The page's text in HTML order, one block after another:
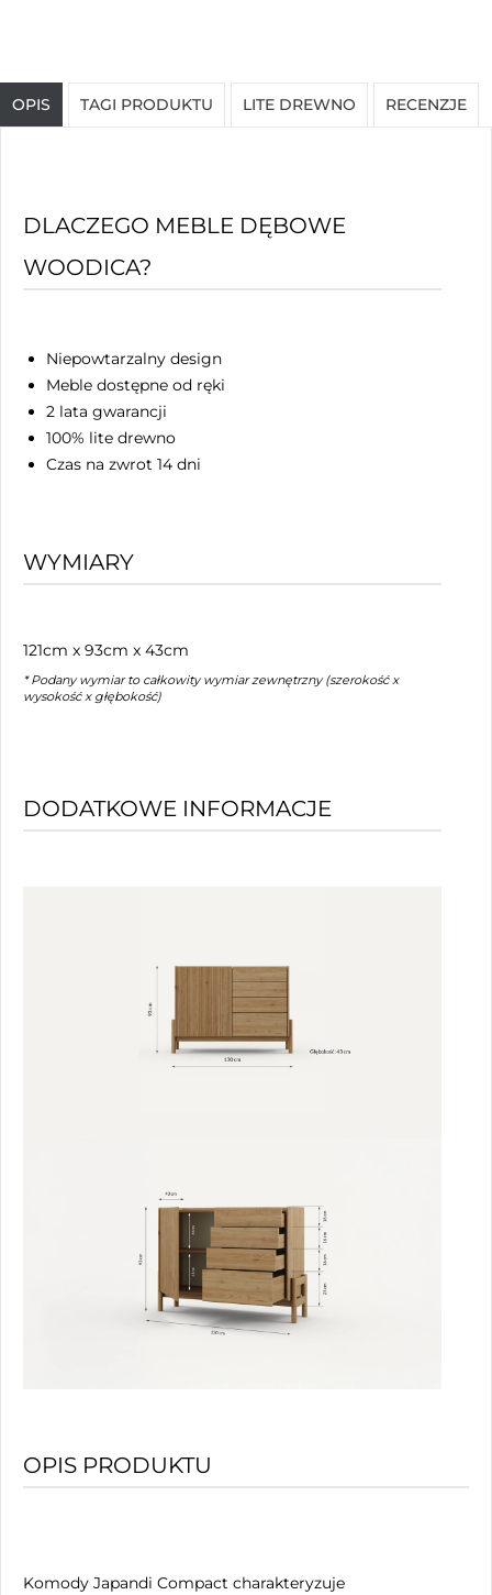
OPIS TAGI PRODUKTU LITE DREWNO RECENZJE
DLACZEGO MEBLE DĘBOWE
WOODICA?
Niepowtarzalny design
Meble dostępne od ręki
2 lata gwarancji
100% lite drewno
Czas na zwrot 14 dni
WYMIARY
121cm x 93cm x 43cm
* Podany wymiar to całkowity wymiar zewnętrzny (szerokość x
wysokość x głębokość)
DODATKOWE INFORMACJE
OPIS PRODUKTU
Komody Japandi Compact charakteryzuje